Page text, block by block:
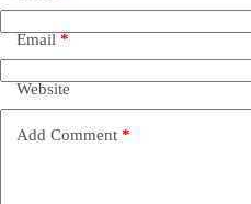
Email *
Website
Add Comment *